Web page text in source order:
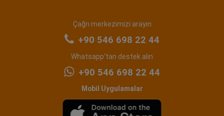
Çağrı merkezimizi arayın
+90 546 698 22 44
Whatsapp'tan destek alın
+90 546 698 22 44
Mobil Uygulamalar